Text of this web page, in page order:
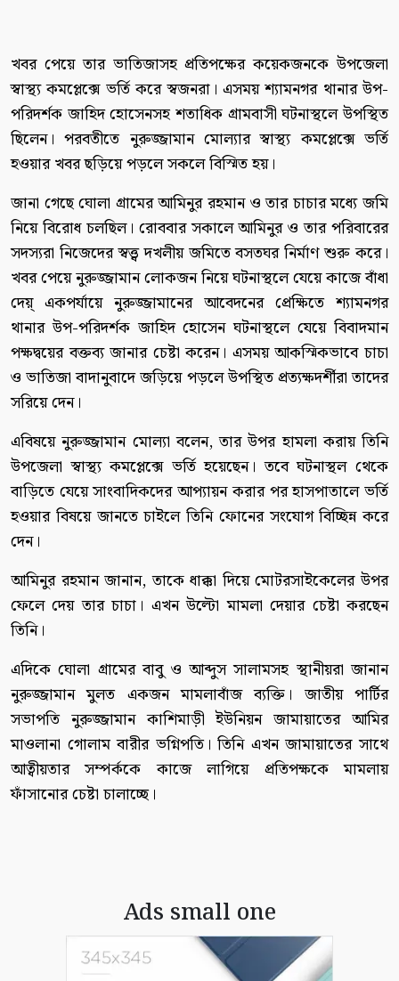
খবর পেয়ে তার ভাতিজাসহ প্রতিপক্ষের কয়েকজনকে উপজেলা
স্বাস্থ্য কমপ্লেক্সে ভর্তি করে স্বজনরা। এসময় শ্যামনগর থানার উপ-
পরিদর্শক জাহিদ হোসেনসহ শতাধিক গ্রামবাসী ঘটনাস্থলে উপস্থিত
ছিলেন। পরবতীতে নুরুজ্জামান মোল্যার স্বাস্থ্য কমপ্লেক্সে ভর্তি
হওয়ার খবর ছড়িয়ে পড়লে সকলে বিস্মিত হয়।
জানা গেছে ঘোলা গ্রামের আমিনুর রহমান ও তার চাচার মধ্যে জমি
নিয়ে বিরোধ চলছিল। রোববার সকালে আমিনুর ও তার পরিবারের
সদস্যরা নিজেদের স্বত্ত্ব দখলীয় জমিতে বসতঘর নির্মাণ শুরু করে।
খবর পেয়ে নুরুজ্জামান লোকজন নিয়ে ঘটনাস্থলে যেয়ে কাজে বাঁধা
দেয়্ একপর্যায়ে নুরুজ্জামানের আবেদনের প্রেক্ষিতে শ্যামনগর
থানার উপ-পরিদর্শক জাহিদ হোসেন ঘটনাস্থলে যেয়ে বিবাদমান
পক্ষদ্বয়ের বক্তব্য জানার চেষ্টা করেন। এসময় আকস্মিকভাবে চাচা
ও ভাতিজা বাদানুবাদে জড়িয়ে পড়লে উপস্থিত প্রত্যক্ষদর্শীরা তাদের
সরিয়ে দেন।
এবিষয়ে নুরুজ্জামান মোল্যা বলেন, তার উপর হামলা করায় তিনি
উপজেলা স্বাস্থ্য কমপ্লেক্সে ভর্তি হয়েছেন। তবে ঘটনাস্থল থেকে
বাড়িতে যেয়ে সাংবাদিকদের আপ্যায়ন করার পর হাসপাতালে ভর্তি
হওয়ার বিষয়ে জানতে চাইলে তিনি ফোনের সংযোগ বিচ্ছিন্ন করে
দেন।
আমিনুর রহমান জানান, তাকে ধাক্কা দিয়ে মোটরসাইকেলের উপর
ফেলে দেয় তার চাচা। এখন উল্টো মামলা দেয়ার চেষ্টা করছেন
তিনি।
এদিকে ঘোলা গ্রামের বাবু ও আব্দুস সালামসহ স্থানীয়রা জানান
নুরুজ্জামান মুলত একজন মামলাবাঁজ ব্যক্তি। জাতীয় পার্টির
সভাপতি নুরুজ্জামান কাশিমাড়ী ইউনিয়ন জামায়াতের আমির
মাওলানা গোলাম বারীর ভগ্নিপতি। তিনি এখন জামায়াতের সাথে
আত্বীয়তার সম্পর্ককে কাজে লাগিয়ে প্রতিপক্ষকে মামলায়
ফাঁসানোর চেষ্টা চালাচ্ছে।
Ads small one